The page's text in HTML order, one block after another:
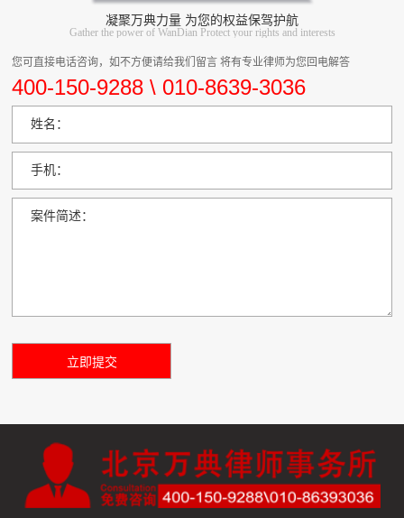
凝聚万典力量 为您的权益保驾护航
Gather the power of WanDian Protect your rights and interests
您可直接电话咨询，如不方便请给我们留言 将有专业律师为您回电解答
400-150-9288 \ 010-8639-3036
姓名：
手机：
案件简述：